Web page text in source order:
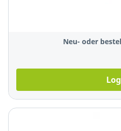
Neu- oder